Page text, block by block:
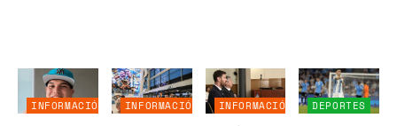
INFORMACIÓN
INFORMACIÓN
INFORMACIÓN
DEPORTES